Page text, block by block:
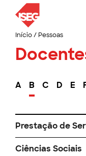
Início/ Pessoas
A B C D E
Prestação de
Ciências Sociais